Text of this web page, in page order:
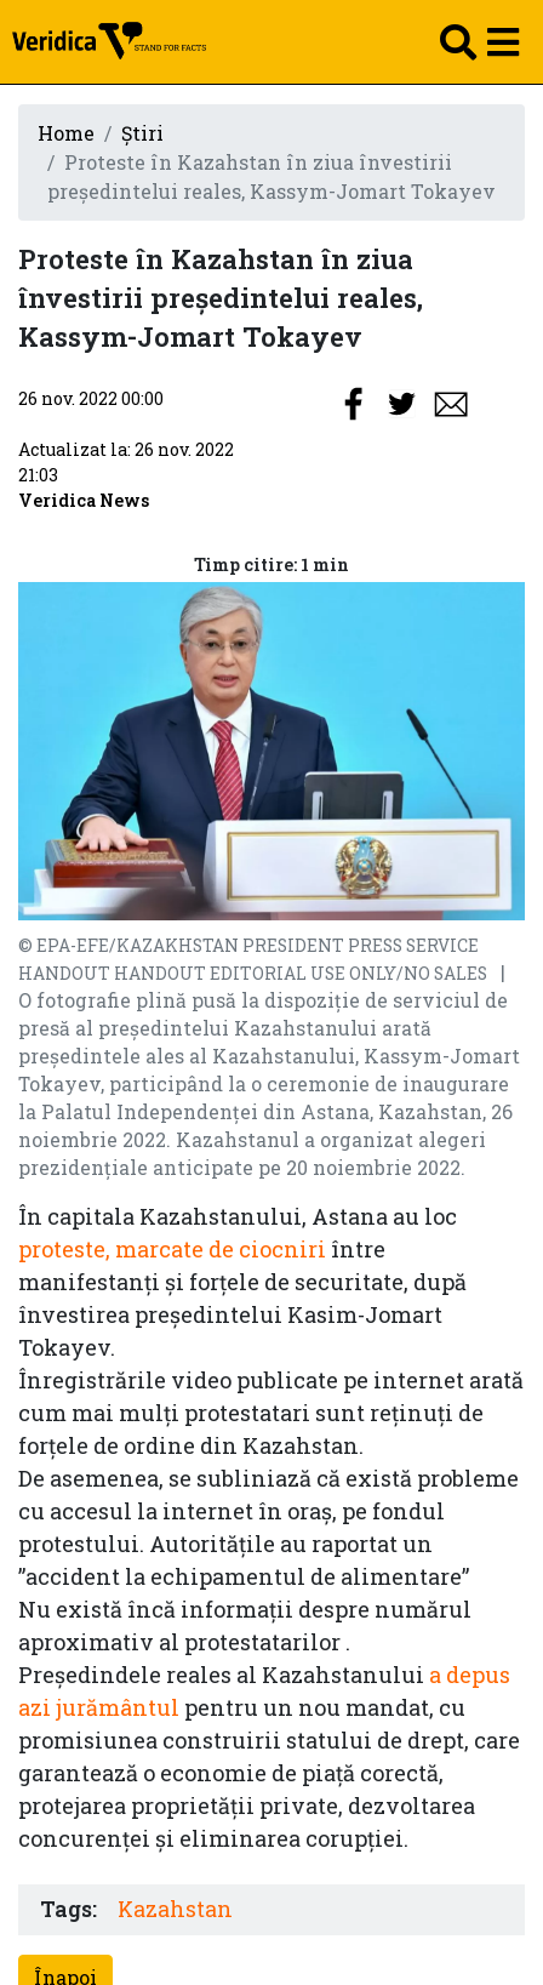
Home
Știri
Proteste în Kazahstan în ziua învestirii
președintelui reales, Kassym-Jomart Tokayev
Proteste în Kazahstan în ziua
învestirii președintelui reales,
Kassym-Jomart Tokayev
© EPA-EFE/KAZAKHSTAN PRESIDENT PRESS SERVICE
HANDOUT HANDOUT EDITORIAL USE ONLY/NO SALES
|
O fotografie plină pusă la dispoziție de serviciul de
presă al președintelui Kazahstanului arată
președintele ales al Kazahstanului, Kassym-Jomart
Tokayev, participând la o ceremonie de inaugurare
la Palatul Independenței din Astana, Kazahstan, 26
noiembrie 2022. Kazahstanul a organizat alegeri
prezidențiale anticipate pe 20 noiembrie 2022.
În capitala Kazahstanului, Astana au loc
proteste, marcate de ciocniri între
manifestanți și forțele de securitate, după
învestirea președintelui Kasim-Jomart
Tokayev.
Înregistrările video publicate pe internet arată
cum mai mulți protestatari sunt reținuți de
forțele de ordine din Kazahstan.
De asemenea, se subliniază că există probleme
cu accesul la internet în oraș, pe fondul
protestului. Autoritățile au raportat un
”accident la echipamentul de alimentare”
Nu există încă informații despre numărul
aproximativ al protestatarilor .
Președindele reales al Kazahstanului a depus
azi jurământul pentru un nou mandat, cu
promisiunea construirii statului de drept, care
garantează o economie de piață corectă,
protejarea proprietății private, dezvoltarea
concurenței și eliminarea corupției.
Tags: Kazahstan
Înapoi
26 nov. 2022 00:00
Actualizat la: 26 nov. 2022
21:03
Veridica News
Timp citire: 1 min